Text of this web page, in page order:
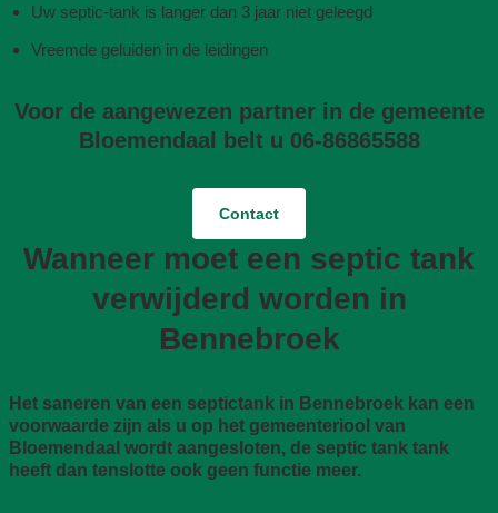
Uw septic-tank is langer dan 3 jaar niet geleegd
Vreemde geluiden in de leidingen
Voor de aangewezen partner in de gemeente
Bloemendaal belt u 06-86865588
Contact
Wanneer moet een septic tank
verwijderd worden in
Bennebroek
Het saneren van een septictank in Bennebroek kan een
voorwaarde zijn als u op het gemeenteriool van
Bloemendaal wordt aangesloten, de septic tank tank
heeft dan tenslotte ook geen functie meer.